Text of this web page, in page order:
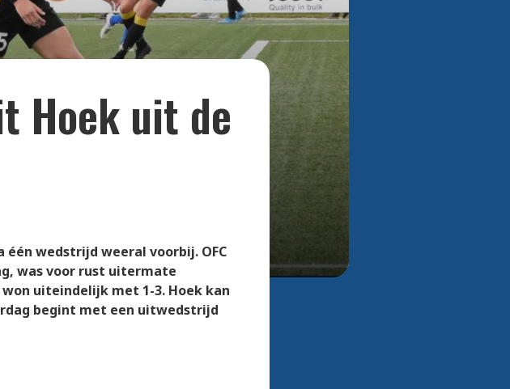
spits, mag
Bekijk alle
foto's
Hoek uit de
één wedstrijd weeral voorbij. OFC
was voor rust uitermate
uiteindelijk met 1-3. Hoek kan
begint met een uitwedstrijd